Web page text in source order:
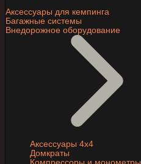
Аксессуары для кемпинга
Багажные системы
Внедорожное оборудование
Аксессуары 4х4
Домкраты